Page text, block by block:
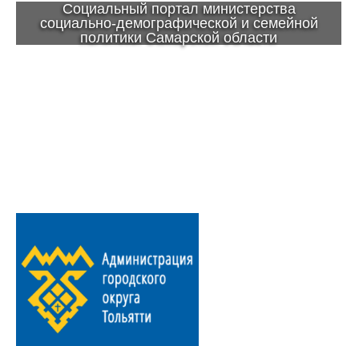
Социальный портал министерства
социально-демографической и семейной
политики Самарской области